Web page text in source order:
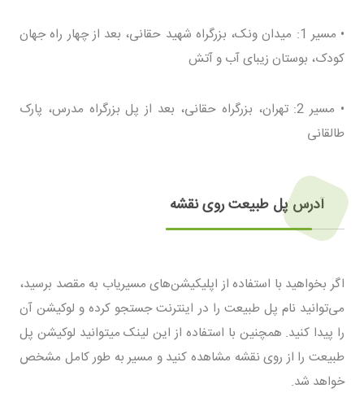
• مسیر 1: میدان ونک، بزرگراه شهید حقانی، بعد از چهار راه جهان
کودک، بوستان زیبای آب و آتش
• مسیر 2: تهران، بزرگراه حقانی، بعد از پل بزرگراه مدرس، پارک
طالقانی
آدرس پل طبیعت روی نقشه
اگر بخواهید با استفاده از اپلیکیشن‌های مسیریاب به مقصد برسید،
می‌توانید نام پل طبیعت را در اینترنت جستجو کرده و لوکیشن آن
را پیدا کنید. همچنین با استفاده از این لینک میتوانید لوکیشن پل
طبیعت را از روی نقشه مشاهده کنید و مسیر به طور کامل مشخص
خواهد شد.